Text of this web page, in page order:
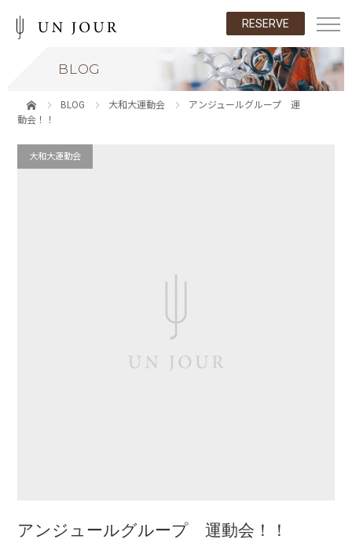
RESERVE
BLOG
BLOG 大和大運動会
アンジュールグループ 運
動会！！
大和大運動会
アンジュールグループ 運動会！！